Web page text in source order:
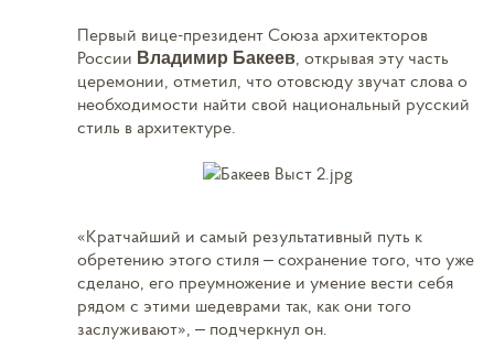
Первый вице-президент Союза архитекторов
России Владимир Бакеев , открывая эту часть
церемонии, отметил, что отовсюду звучат слова о
необходимости найти свой национальный русский
стиль в архитектуре.
«Кратчайший и самый результативный путь к
обретению этого стиля – сохранение того, что уже
сделано, его преумножение и умение вести себя
рядом с этими шедеврами так, как они того
заслуживают», – подчеркнул он.